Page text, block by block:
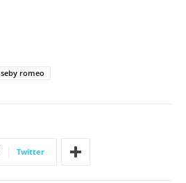
seby romeo
Twitter